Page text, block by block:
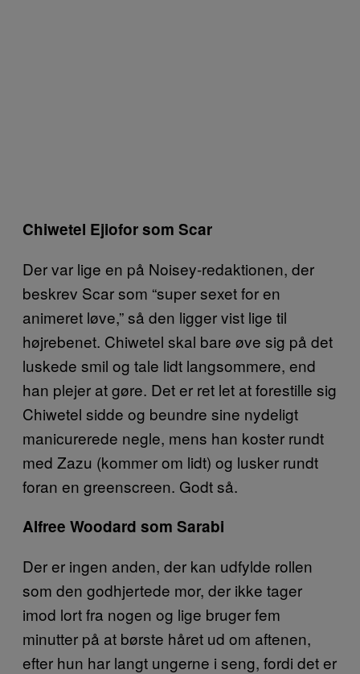
Chiwetel Ejiofor som Scar
Der var lige en på Noisey-redaktionen, der
beskrev Scar som “super sexet for en
animeret løve,” så den ligger vist lige til
højrebenet. Chiwetel skal bare øve sig på det
luskede smil og tale lidt langsommere, end
han plejer at gøre. Det er ret let at forestille sig
Chiwetel sidde og beundre sine nydeligt
manicurerede negle, mens han koster rundt
med Zazu (kommer om lidt) og lusker rundt
foran en greenscreen. Godt så.
Alfree Woodard som Sarabi
Der er ingen anden, der kan udfylde rollen
som den godhjertede mor, der ikke tager
imod lort fra nogen og lige bruger fem
minutter på at børste håret ud om aftenen,
efter hun har langt ungerne i seng, fordi det er